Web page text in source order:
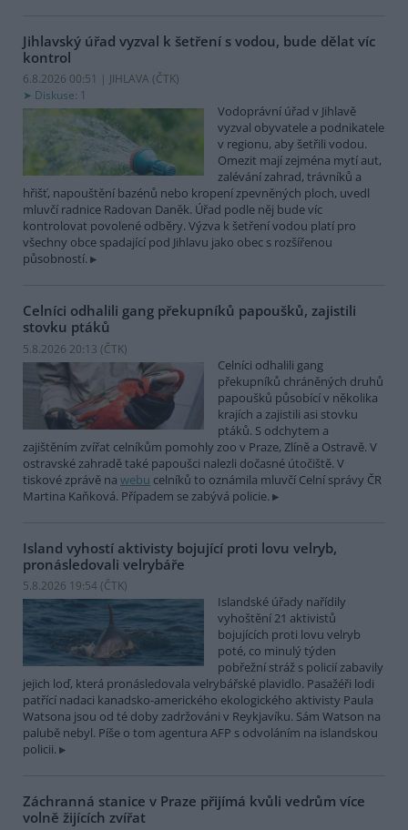
Jihlavský úřad vyzval k šetření s vodou, bude dělat víc
kontrol
6.8.2026 00:51 | JIHLAVA (ČTK)
Diskuse: 1
Vodoprávní úřad v Jihlavě
vyzval obyvatele a podnikatele
v regionu, aby šetřili vodou.
Omezit mají zejména mytí aut,
zalévání zahrad, trávníků a
hřišť, napouštění bazénů nebo kropení zpevněných ploch, uvedl
mluvčí radnice Radovan Daněk. Úřad podle něj bude víc
kontrolovat povolené odběry. Výzva k šetření vodou platí pro
všechny obce spadající pod Jihlavu jako obec s rozšířenou
působností.
Celníci odhalili gang překupníků papoušků, zajistili
stovku ptáků
5.8.2026 20:13 (ČTK)
Celníci odhalili gang
překupníků chráněných druhů
papoušků působící v několika
krajích a zajistili asi stovku
ptáků. S odchytem a
zajištěním zvířat celníkům pomohly zoo v Praze, Zlíně a Ostravě. V
ostravské zahradě také papoušci nalezli dočasné útočiště. V
tiskové zprávě na webu celníků to oznámila mluvčí Celní správy ČR
Martina Kaňková. Případem se zabývá policie.
Island vyhostí aktivisty bojující proti lovu velryb,
pronásledovali velrybáře
5.8.2026 19:54 (ČTK)
Islandské úřady nařídily
vyhoštění 21 aktivistů
bojujících proti lovu velryb
poté, co minulý týden
pobřežní stráž s policií zabavily
jejich loď, která pronásledovala velrybářské plavidlo. Pasažéři lodi
patřící nadaci kanadsko-amerického ekologického aktivisty Paula
Watsona jsou od té doby zadržováni v Reykjavíku. Sám Watson na
palubě nebyl. Píše o tom agentura AFP s odvoláním na islandskou
policii.
Záchranná stanice v Praze přijímá kvůli vedrům více
volně žijících zvířat